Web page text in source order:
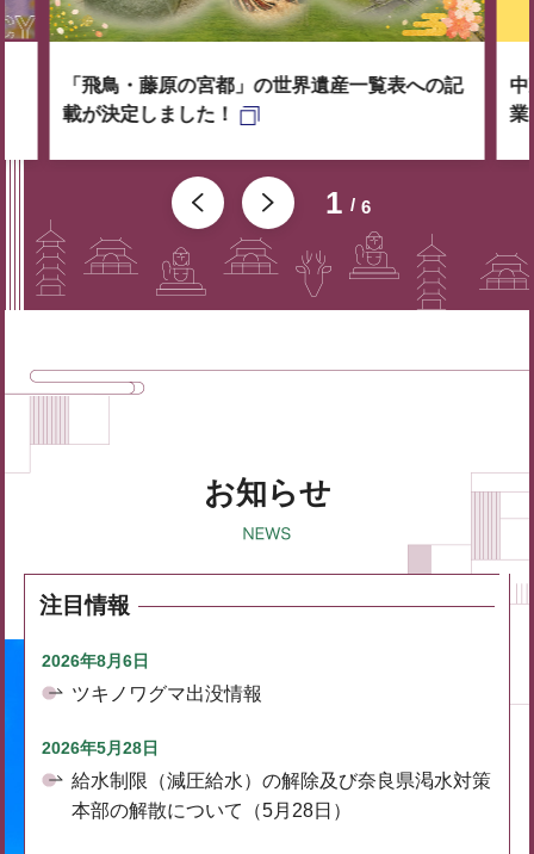
1 6
「飛鳥・藤原の宮都」の世界遺産一覧表への記
載が決定しました！
中
業
お知らせ
注目情報
2026年8月6日
ツキノワグマ出没情報
2026年5月28日
給水制限（減圧給水）の解除及び奈良県渇水対策
本部の解散について（5月28日）